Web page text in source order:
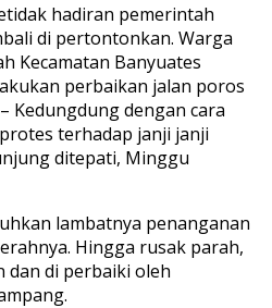
hadiran pemerintah
di pertontonkan. Warga
Kecamatan Banyuates
perbaikan jalan poros
Kedungdung dengan cara
terhadap janji janji
ditepati, Minggu
lambatnya penanganan
Hingga rusak parah,
di perbaiki oleh